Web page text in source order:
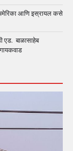
अमेरिका आणि इस्रायल कसे
एड. बाळासाहेब